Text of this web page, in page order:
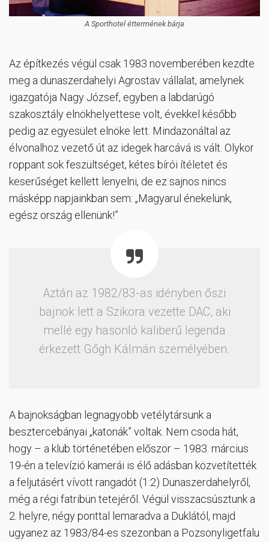
A Sporthotel éttermének bárja
Az építkezés végül csak 1983 novemberében kezdte
meg a dunaszerdahelyi Agrostav vállalat, amelynek
igazgatója Nagy József, egyben a labdarúgó
szakosztály elnökhelyettese volt, évekkel később
pedig az egyesület elnöke lett. Mindazonáltal az
élvonalhoz vezető út az idegek harcává is vált. Olykor
roppant sok feszültséget, kétes bírói ítéletet és
keserűséget kellett lenyelni, de ez sajnos nincs
másképp napjainkban sem: „Magyarul énekelünk,
egész ország ellenünk!”
Aztán az 1982/83-as idényben őszi
bajnok lett a Szikora vezette DAC, aki
mellé egy hasonló kaliberű legenda
érkezett Gőgh Kálmán személyében.
A bajnokságban legnagyobb vetélytársunk a
besztercebányai „katonák” voltak. Nem csoda hát,
hogy – a klub történetében először – 1983. március
19-én a televízió kamerái is élő adásban közvetítették
a feljutásért vívott rangadót (1:2) Dunaszerdahelyről,
még a régi fatribün tetejéről. Végül visszacsúsztunk a
2. helyre, négy ponttal lemaradva a Duklától, majd
ugyanez az 1983/84-es szezonban a Pozsonyligetfalu